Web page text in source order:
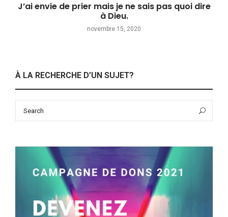
J’ai envie de prier mais je ne sais pas quoi dire
à Dieu.
novembre 15, 2020
À LA RECHERCHE D’UN SUJET?